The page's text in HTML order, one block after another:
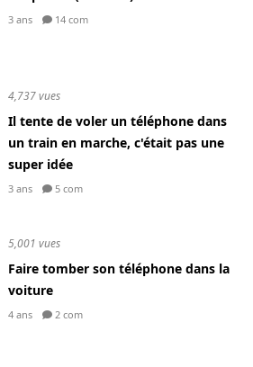
3 ans 14 com
4,737 vues
Il tente de voler un téléphone dans
un train en marche, c'était pas une
super idée
3 ans 5 com
5,001 vues
Faire tomber son téléphone dans la
voiture
4 ans 2 com